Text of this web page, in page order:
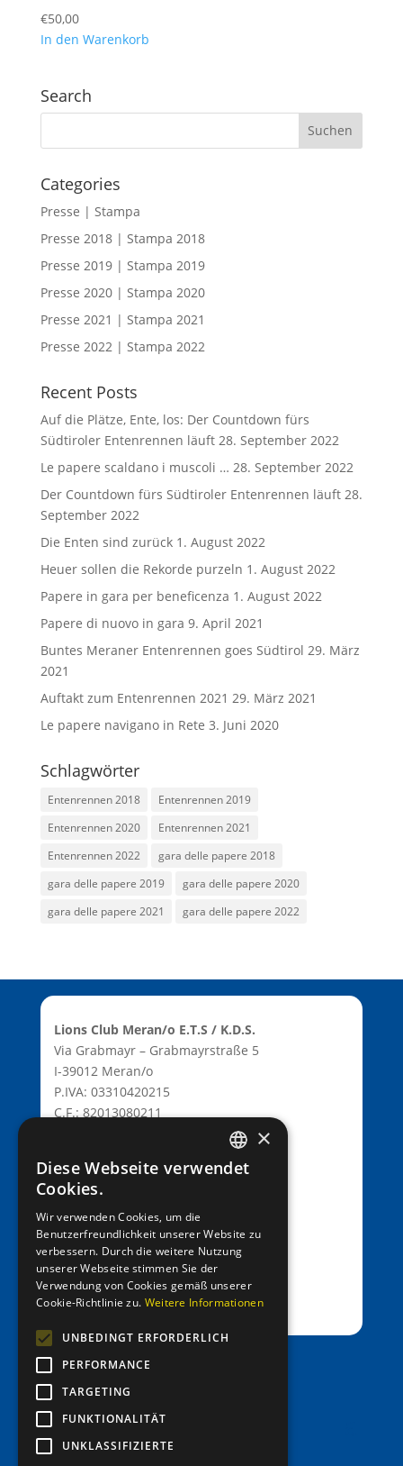
€50,00
In den Warenkorb
Search
Categories
Presse | Stampa
Presse 2018 | Stampa 2018
Presse 2019 | Stampa 2019
Presse 2020 | Stampa 2020
Presse 2021 | Stampa 2021
Presse 2022 | Stampa 2022
Recent Posts
Auf die Plätze, Ente, los: Der Countdown fürs
Südtiroler Entenrennen läuft 28. September 2022
Le papere scaldano i muscoli … 28. September 2022
Der Countdown fürs Südtiroler Entenrennen läuft 28.
September 2022
Die Enten sind zurück 1. August 2022
Heuer sollen die Rekorde purzeln 1. August 2022
Papere in gara per beneficenza 1. August 2022
Papere di nuovo in gara 9. April 2021
Buntes Meraner Entenrennen goes Südtirol 29. März
2021
Auftakt zum Entenrennen 2021 29. März 2021
Le papere navigano in Rete 3. Juni 2020
Schlagwörter
Entenrennen 2018
Entenrennen 2019
Entenrennen 2020
Entenrennen 2021
Entenrennen 2022
gara delle papere 2018
gara delle papere 2019
gara delle papere 2020
gara delle papere 2021
gara delle papere 2022
Lions Club Meran/o E.T.S / K.D.S.
Via Grabmayr – Grabmayrstraße 5
I-39012 Meran/o
P.IVA: 03310420215
C.F.: 82013080211
Fil.: Rennweg 42, 39012 Meran/o
IBAN: IT39C0811258591000303200680
SWIFT-BIC: RZSBIT21101
office@entenrennen.it
GERMAN
×
Diese Webseite verwendet
Cookies.
Wir verwenden Cookies, um die
Benutzerfreundlichkeit unserer Website zu
verbessern. Durch die weitere Nutzung
unserer Webseite stimmen Sie der
Verwendung von Cookies gemäß unserer
Cookie-Richtlinie zu. Weitere Informationen
UNBEDINGT ERFORDERLICH
PERFORMANCE
TARGETING
FUNKTIONALITÄT
UNKLASSIFIZIERTE